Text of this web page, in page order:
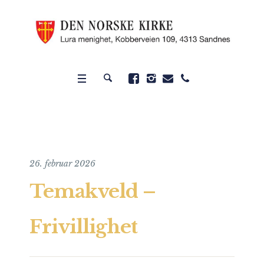
26. februar 2026
Temakveld –
Frivillighet